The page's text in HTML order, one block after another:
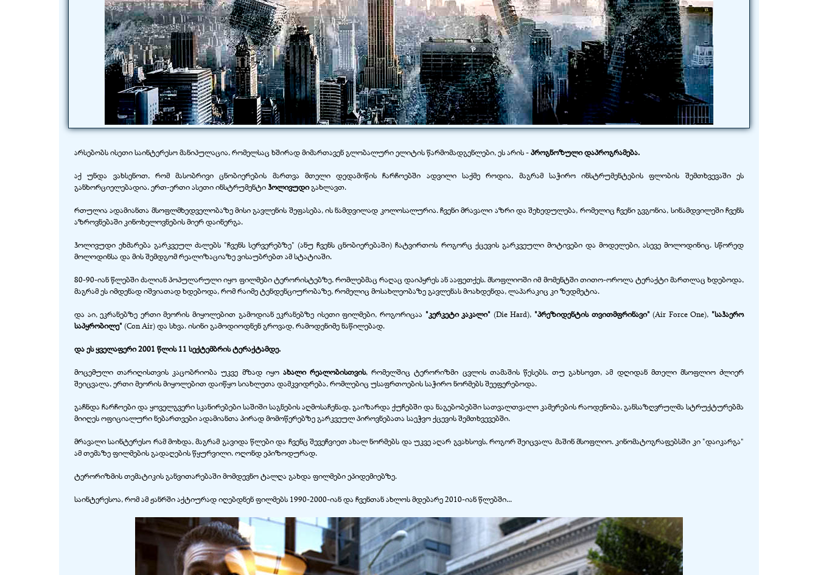
არსებობს ისეთი საინტერესო მანიპულაცია, რომელსაც ხშირად მიმართავენ გლობალური ელიტის წარმომადგენლები, ეს არის -პროგნოზული დაპროგრამება.
აქ უნდა ვახსენოთ, რომ მასობრივი ცნობიერების მართვა მთელი დედამიწის ჩარჩოებში ადვილი საქმე როდია, მაგრამ საჭირო ინსტრუმენტების ფლობის შემთხვევაში ეს
განხორციელებადია. ერთ-ერთი ასეთი ინსტრუმენტიჰოლივუდიგახლავთ.
რთულია ადამიანთა მსოფლმხედველობაზე მისი გავლენის შეფასება, ის ნამდვილად კოლოსალურია. ჩვენი მრავალი აზრი და შეხედულება, რომელიც ჩვენი გვგონია, სინამდვილეში ჩვენს
აზროვნებაში კინოხელოვნების მიერ დაინერგა.
ჰოლივუდი ეხმარება გარკვეულ ძალებს "ჩვენს სერვერებზე" (ანუ ჩვენს ცნობიერებაში) ჩატვირთოს როგორც ქცევის გარკვეული მოტივები და მოდელები, ასევე მოლოდინიც. სწორედ
მოლოდინსა და მის შემდგომ რეალიზაციაზე ვისაუბრებთ ამ სტატიაში.
80-90-იან წლებში ძალიან პოპულარული იყო ფილმები ტერორისტებზე, რომლებმაც რაღაც დაიპყრეს ან ააფეთქეს. მსოფლიოში იმ მომენტში თითო-ოროლა ტერაქტი მართლაც ხდებოდა,
მაგრამ ეს იმდენად იშვიათად ხდებოდა, რომ რაიმე ტენდენციურობაზე, რომელიც მოსახლეობაზე გავლენას მოახდენდა, ლაპარაკიც კი ზედმეტია.
და აი, ეკრანებზე ერთი მეორის მიყოლებით გამოდიან ეკრანებზე ისეთი ფილმები, როგორიცაა "კერკეტი კაკალი" (Die Hard), "პრეზიდენტის თვითმფრინავი" (Air Force One), "საჰაერო
საპყრობილე" (Con Air) და სხვა. ისინი გამოდიოდნენ გროვად, რამოდენიმე ნაწილებად.
და ეს ყველაფერი 2001 წლის 11 სექტემბრის ტერაქტამდე.
მოცემული თარიღისთვის კაცობრიობა უკვე მზად იყო ახალი რეალობისთვის, რომელშიც ტერორიზმი ცვლის თამაშის წესებს. თუ გახსოვთ, ამ დღიდან მთელი მსოფლიო ძლიერ
შეიცვალა, ერთი მეორის მიყოლებით დაიწყო სიახლეთა დამკვიდრება, რომლებიც უსაფრთოების საჭირო ნორმებს შეეფერებოდა.
გაჩნდა ჩარჩოები და ყოველგვერი სკანირებები საშიში საგნების აღმოსაჩენად, გაიზარდა ქუჩებში და ნაგებობებში სათვალთვალო კამერების რაოდენობა, განსაზღვრულმა სტრუქტურებმა
მიიღეს ოფიციალური ნებართვები ადამიანთა პირად მომოწერებზე გარკვეულ პიროვნებათა საეჭვო ქცევის შემთხვევებში.
მრავალი საინტერესო რამ მოხდა, მაგრამ გავიდა წლები და ჩვენც შევეჩვიეთ ახალ ნორმებს და უკვე აღარ გვახსოვს, როგორ შეიცვალა მაშინ მსოფლიო. კინომატოგრაფებსში კი "დაიკარგა"
ამ თემაზე ფილმების გადაღების წყურვილი. ოღონდ ეპიზოდურად.
ტერორიზმის თემატიკის განვითარებაში მომდევნო ტალღა გახდა ფილმები ეპიდემიებზე.
საინტერესოა, რომ ამ ჟანრში აქტიურად იღებდნენ ფილმებს 1990-2000-იან და ჩვენთან ახლოს მდებარე 2010-იან წლებში...